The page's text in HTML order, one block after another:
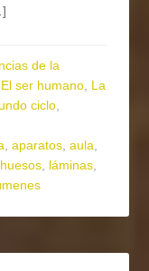
de la
El ser humano, La
ciclo,
,aparatos,aula,
huesos, láminas,